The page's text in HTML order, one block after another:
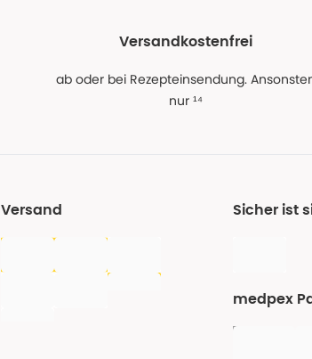
Versandkostenfrei
ab oder bei Rezepteinsendung.
nur ¹⁴
Versand Sicher ist
medpex